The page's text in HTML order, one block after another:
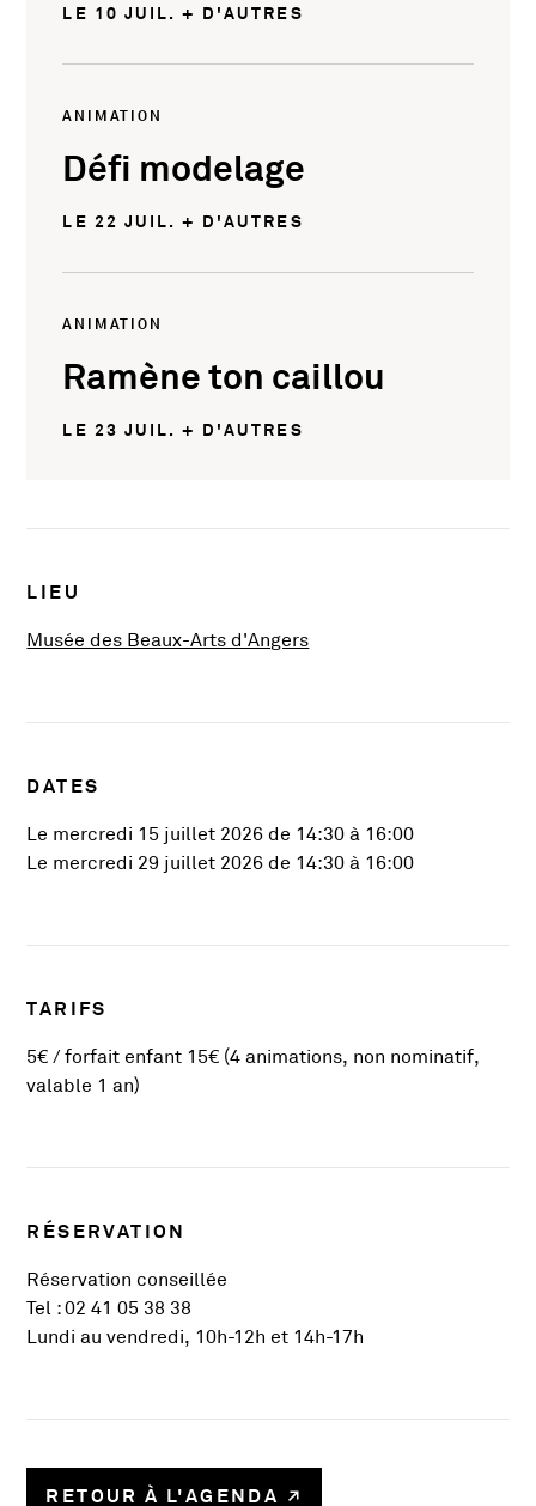
LE 10 JUIL. + D'AUTRES
ANIMATION
Défi modelage
LE 22 JUIL. + D'AUTRES
ANIMATION
Ramène ton caillou
LE 23 JUIL. + D'AUTRES
LIEU
Musée des Beaux-Arts d'Angers, Ouvre une nouvelle
DATES
Le mercredi 15 juillet 2026 de 14:30 à 16:00
Le mercredi 29 juillet 2026 de 14:30 à 16:00
TARIFS
5€ / forfait enfant 15€ (4 animations, non nominatif,
valable 1 an)
RÉSERVATION
Réservation conseillée
Tel : 02 41 05 38 38
Lundi au vendredi, 10h-12h et 14h-17h
RETOUR À L'AGENDA